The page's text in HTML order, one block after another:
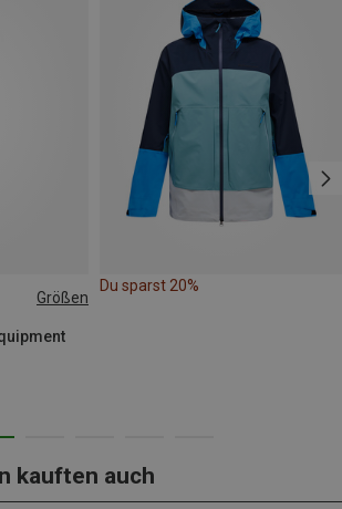
Größen
Du sparst 20%
kauften auch